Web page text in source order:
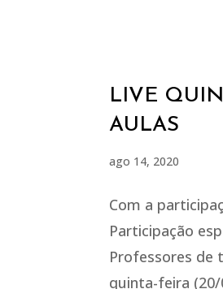
LIVE
AULAS
ago 14, 2020
Com a
Participação
Professores de
quinta-feira (20/